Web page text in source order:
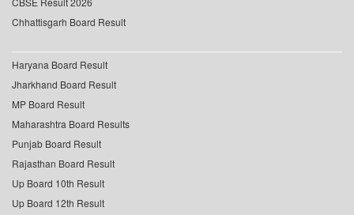
Chhattisgarh Board Result
Haryana Board Result
Jharkhand Board Result
MP Board Result
Maharashtra Board Results
Punjab Board Result
Rajasthan Board Result
Up Board 10th Result
Up Board 12th Result